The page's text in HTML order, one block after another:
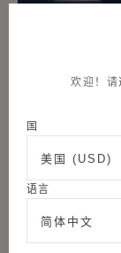
欢迎！请
国
美国 (USD)
语言
简体中文